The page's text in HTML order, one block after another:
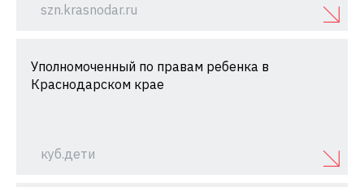
szn.krasnodar.ru
Уполномоченный по правам ребенка в
Краснодарском крае
куб.дети